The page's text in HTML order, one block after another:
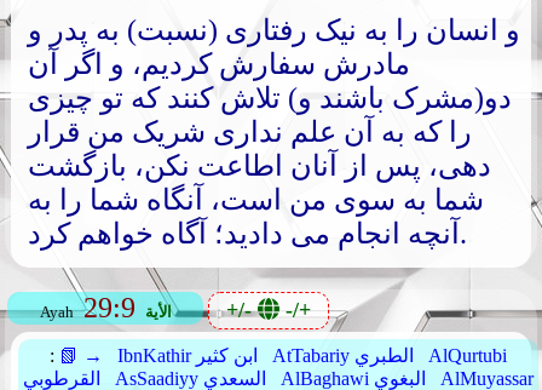
و انسان را به نیک رفتاری (نسبت) به پدر و
مادرش سفارش کردیم، و اگر آن
دو(مشرک باشند و) تلاش کنند که تو چیزی
را که به آن علم نداری شریک من قرار
دهی، پس از آنان اطاعت نکن، بازگشت
شما به سوی من است، آنگاه شما را به
آنچه انجام می دادید؛ آگاه خواهم کرد.
Ayah 29:9 الأية +/- -/+
: 📗 → IbnKathir ابن كثير AtTabariy الطبري
AlQurtubi
القرطوبي
AsSaadiyy السعدي AlBaghawi البغوي
AlMuyassar